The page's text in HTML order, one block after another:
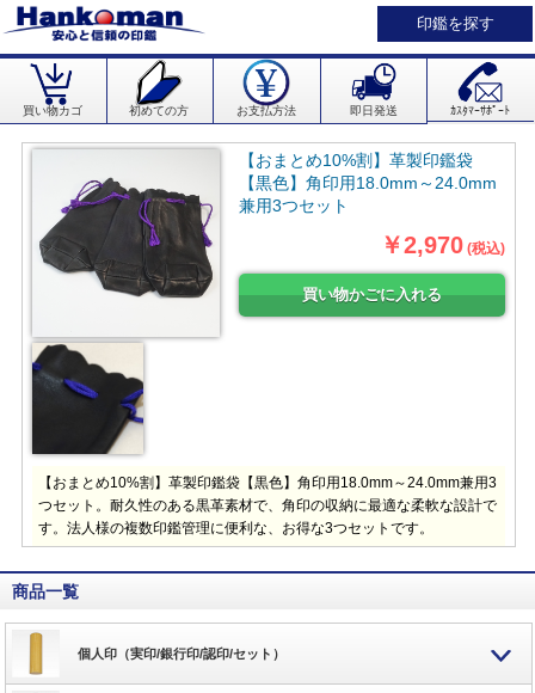
印鑑を探す
買い物カゴ 初めての方 お支払方法 即日発送 ｶｽﾀﾏｰｻﾎﾟｰﾄ
【おまとめ10%割】革製印鑑袋
【黒色】角印用18.0mm～24.0mm
兼用3つセット
￥2,970 (税込)
【おまとめ10%割】革製印鑑袋【黒色】角印用18.0mm～24.0mm兼用3
つセット。耐久性のある黒革素材で、角印の収納に最適な柔軟な設計で
す。法人様の複数印鑑管理に便利な、お得な3つセットです。
商品一覧
個人印（実印/銀行印/認印/セット）